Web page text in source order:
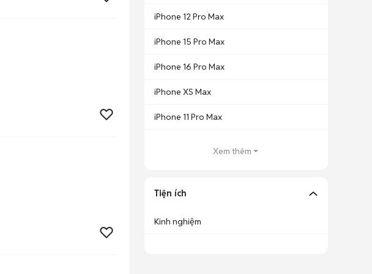
iPhone 12 Pro Max
iPhone 15 Pro Max
iPhone 16 Pro Max
iPhone XS Max
iPhone 11 Pro Max
Xem thêm
Tiện ích
Kinh nghiệm